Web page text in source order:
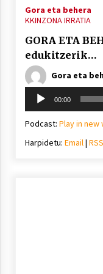
Gora eta behera
KKINZONA IRRATIA
GORA ETA
edukitzerik…
Gora eta
Soinu
erreproduzigailua
00:00
Podcast: Play in new
Harpidetu: Email| RSS